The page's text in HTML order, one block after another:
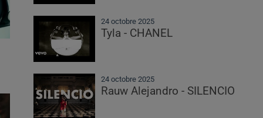
24 octobre 2025
Tyla - CHANEL
24 octobre 2025
Rauw Alejandro - SILENCIO